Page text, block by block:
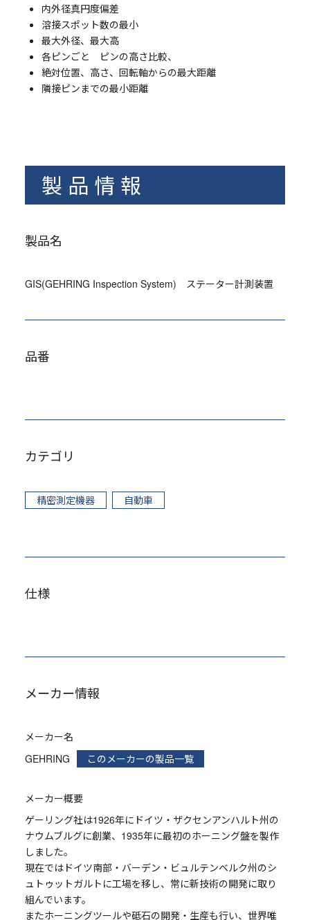
内外径真円度偏差
溶接スポット数の最小
最大外径、最大高
各ピンごと ピンの高さ比較、
絶対位置、高さ、回転軸からの最大距離
隣接ピンまでの最小距離
製品情報
製品名
GIS(GEHRING Inspection System) ステーター計測装置
品番
カテゴリ
精密測定機器 自動車
仕様
メーカー情報
メーカー名
GEHRING
このメーカーの製品一覧
メーカー概要
ゲーリング社は1926年にドイツ・ザクセンアンハルト州の
ナウムブルグに創業、1935年に最初のホーニング盤を製作
しました。
現在ではドイツ南部・バーデン・ビュルテンベルク州のシ
ュトゥットガルトに工場を移し、常に新技術の開発に取り
組んでいます。
またホーニングツールや砥石の開発・生産も行い、世界唯